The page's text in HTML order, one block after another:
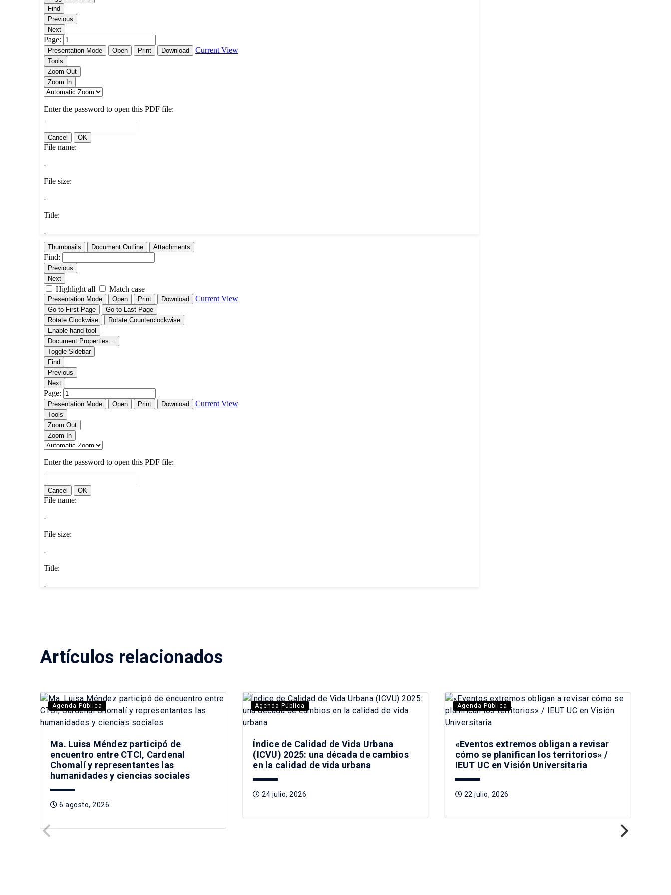
Artículos relacionados
Agenda Pública
Ma. Luisa Méndez participó de
encuentro entre CTCI, Cardenal
Chomalí y representantes las
humanidades y ciencias sociales
6 agosto, 2026
Agenda Pública
Índice de Calidad de Vida Urbana
(ICVU) 2025: una década de cambios
en la calidad de vida urbana
24 julio, 2026
Agenda Pública
«Eventos extremos obligan a revisar
cómo se planifican los territorios» /
IEUT UC en Visión Universitaria
22 julio, 2026